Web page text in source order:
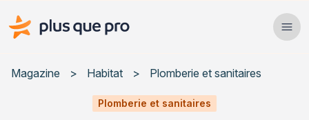
Plus que pro Mag'
Magazine > Habitat > Plomberie et sanitaires
Plomberie et sanitaires